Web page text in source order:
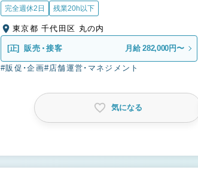
完全週休2日 残業20h以下
東京都 千代田区 丸の内
[正] 販売・接客 月給 282,000円〜
#販促・企画#店舗運営・マネジメント
気になる